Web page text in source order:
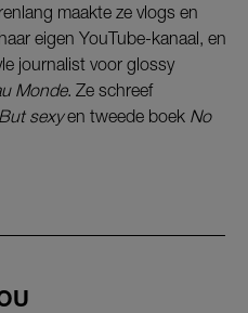
maakte ze vlogs en
eigen YouTube-kanaal, en
journalist voor glossy
Monde. Ze schreef
sexyen tweede boek No